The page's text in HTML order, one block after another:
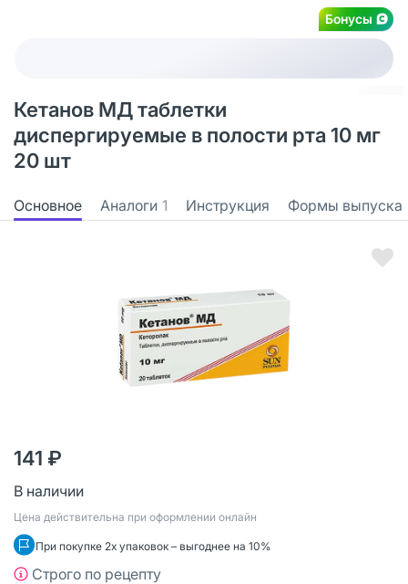
Бонусы
Кетанов МД таблетки
диспергируемые в полости рта 10 мг
20 шт
Основное Аналоги 1 Инструкция Формы выпуска
141 ₽
В наличии
Цена действительна при оформлении онлайн
При покупке 2х упаковок – выгоднее на 10%
Строго по рецепту